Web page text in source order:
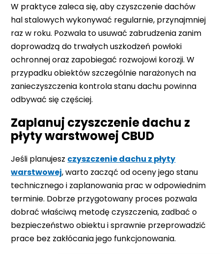
W praktyce zaleca się, aby czyszczenie dachów
hal stalowych wykonywać regularnie, przynajmniej
raz w roku. Pozwala to usuwać zabrudzenia zanim
doprowadzą do trwałych uszkodzeń powłoki
ochronnej oraz zapobiegać rozwojowi korozji. W
przypadku obiektów szczególnie narażonych na
zanieczyszczenia kontrola stanu dachu powinna
odbywać się częściej.
Zaplanuj czyszczenie dachu z
płyty warstwowej CBUD
Jeśli planujesz czyszczenie dachu z płyty
warstwowej, warto zacząć od oceny jego stanu
technicznego i zaplanowania prac w odpowiednim
terminie. Dobrze przygotowany proces pozwala
dobrać właściwą metodę czyszczenia, zadbać o
bezpieczeństwo obiektu i sprawnie przeprowadzić
prace bez zakłócania jego funkcjonowania.